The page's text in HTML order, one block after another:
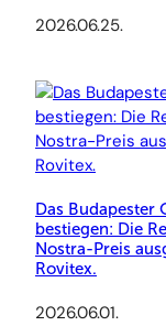
2026.06.25.
Das Budapester
bestiegen: Die
Nostra-Preis
Rovitex.
2026.06.01.